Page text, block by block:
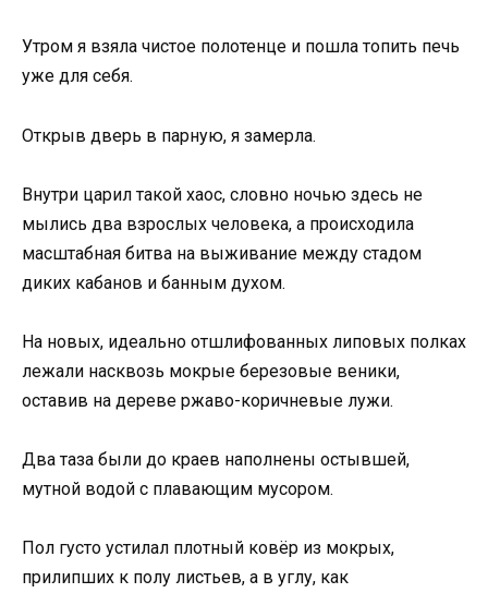
Утром я взяла чистое полотенце и пошла топить печь
уже для себя.
Открыв дверь в парную, я замерла.
Внутри царил такой хаос, словно ночью здесь не
мылись два взрослых человека, а происходила
масштабная битва на выживание между стадом
диких кабанов и банным духом.
На новых, идеально отшлифованных липовых полках
лежали насквозь мокрые березовые веники,
оставив на дереве ржаво-коричневые лужи.
Два таза были до краев наполнены остывшей,
мутной водой с плавающим мусором.
Пол густо устилал плотный ковёр из мокрых,
прилипших к полу листьев, а в углу, как